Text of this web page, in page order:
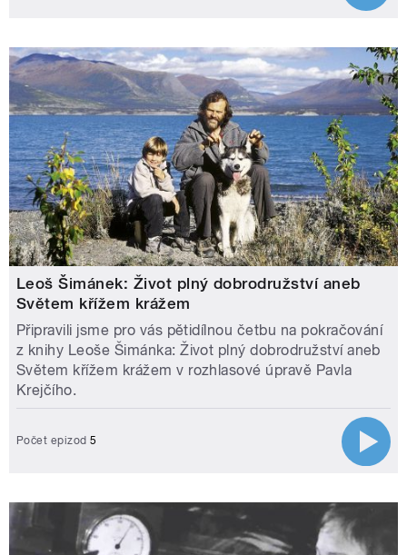
Leoš Šimánek: Život plný dobrodružství aneb
Světem křížem krážem
Připravili jsme pro vás pětidílnou četbu na pokračování
z knihy Leoše Šimánka: Život plný dobrodružství aneb
Světem křížem krážem v rozhlasové úpravě Pavla
Krejčího.
Počet epizod 5